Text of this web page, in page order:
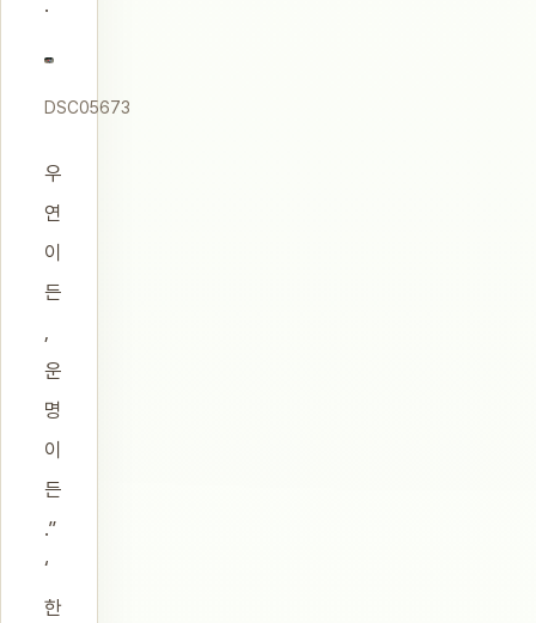
.
DSC05673
우
연
이
든
,
운
명
이
든
.”
‘
한